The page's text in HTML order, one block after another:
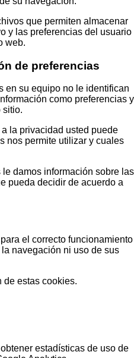
que permiten almacenar
y las preferencias del usuario
web.
de preferencias
en su equipo no le identifican
como preferencias y
sitio.
la privacidad usted puede
nos permite utilizar y cuales
damos información sobre las
pueda decidir de acuerdo a
el correcto funcionamiento
navegación ni uso de sus
de estas cookies.
estadísticas de uso de